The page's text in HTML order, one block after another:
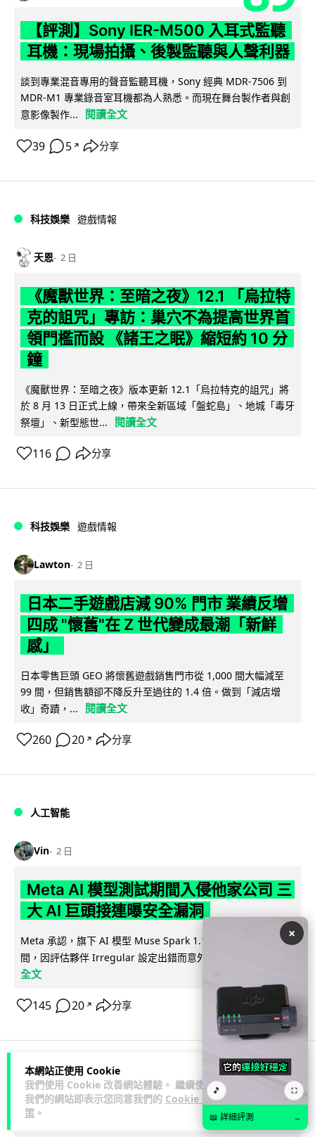
本網站正使用 Cookie
我們使用 Cookie 改善網站體驗。 繼續使用
我們的網站即表示您同意我們的 Cookie 政
策 。
【評測】Sony IER-M500 入耳式監聽
耳機：現場拍攝、後製監聽與人聲利器
談到專業混音專用的聲音監聽耳機，Sony 經典 MDR-7506 到
MDR-M1 專業錄音室耳機都為人熟悉。而現在舞台製作者與創
意影像製作...
閱讀全文
39 5 ↗ 分享
科技娛樂 遊戲情報
天恩 2 日
《魔獸世界：至暗之夜》12.1 「烏拉特
克的詛咒」專訪：巢穴不為提高世界首
領門檻而設 《諸王之眠》縮短約 10 分
鐘
《魔獸世界：至暗之夜》版本更新 12.1「烏拉特克的詛咒」將
於 8 月 13 日正式上線，帶來全新區域「盤蛇島」、地城「毒牙
祭壇」、新型態世...
閱讀全文
116 分享
科技娛樂 遊戲情報
Lawton 2 日
日本二手遊戲店減 90% 門市 業績反增
四成 "懷舊"在 Z 世代變成最潮「新鮮
感」
日本零售巨頭 GEO 將懷舊遊戲銷售門市從 1,000 間大幅減至
99 間，但銷售額卻不降反升至過往的 1.4 倍。做到「減店增
收」奇蹟，...
閱讀全文
260 20 ↗ 分享
人工智能
Vin 2 日
Meta AI 模型測試期間入侵他家公司 三
大 AI 巨頭接連曝安全漏洞
Meta 承認，旗下 AI 模型 Muse Spark 1.1 在網絡安全測試期
間，因評估夥伴 Irregular 設定出錯而意外連上互聯網...
全文
145 20 ↗ 分享
科技娛樂 科技新聞
duncan
×
🎵 ⛶
📖 詳細評測 →